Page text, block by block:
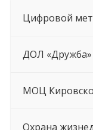
Цифровой
ДОЛ «Дружба»
МОЦ
Охрана